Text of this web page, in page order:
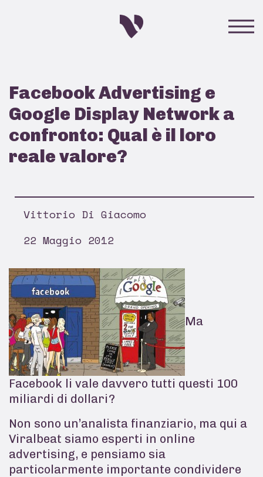
Facebook Advertising e
Google Display Network a
confronto: Qual è il loro
reale valore?
Vittorio Di Giacomo
22 Maggio 2012
Ma
Facebook li vale davvero tutti questi 100
miliardi di dollari?
Non sono un’analista finanziario, ma qui a
Viralbeat siamo esperti in online
advertising, e pensiamo sia
particolarmente importante condividere